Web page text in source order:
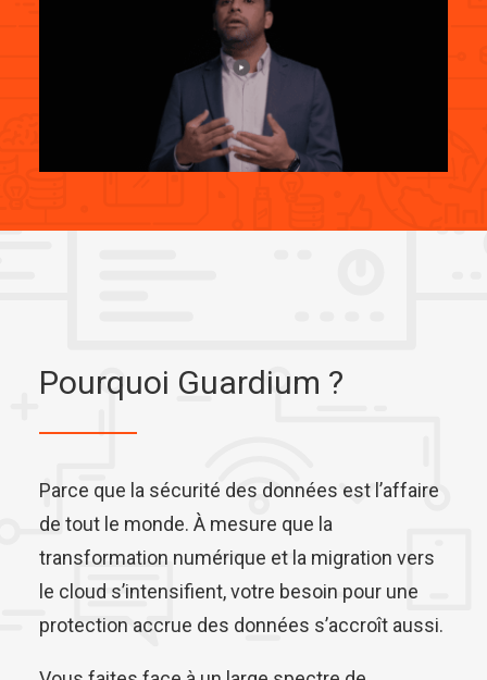
Pourquoi Guardium ?
Parce que la sécurité des données est l’affaire
de tout le monde. À mesure que la
transformation numérique et la migration vers
le cloud s’intensifient, votre besoin pour une
protection accrue des données s’accroît aussi.